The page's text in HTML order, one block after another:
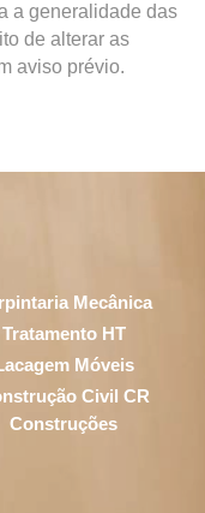
a generalidade das
de alterar as
aviso prévio.
Mecânica
Tratamento HT
Móveis
Civil CR
Construções